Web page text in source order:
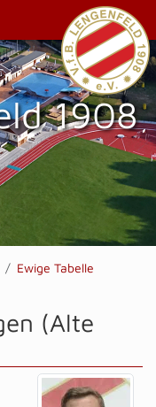
1908
Ewige Tabelle
(Alte